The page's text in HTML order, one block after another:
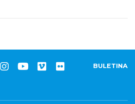
BULETINA